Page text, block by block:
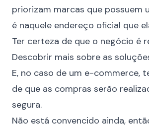
priorizam marcas que possuem
é naquele endereço oficial que
Ter certeza de que o negócio é
Descobrir mais sobre as
E, no caso de um e-commerce,
de que as compras serão
segura.
Não está convencido ainda,